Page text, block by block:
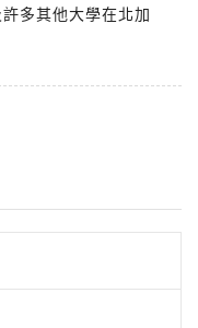
多其他大學在北加